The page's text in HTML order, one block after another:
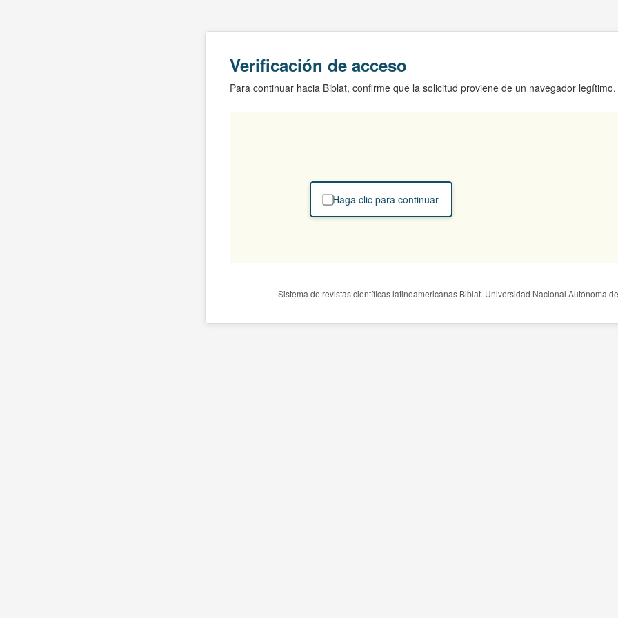
Verificación de acceso
Para continuar hacia Biblat, confirme que la solicitud proviene de un navegador legítimo.
Haga clic para continuar
Sistema de revistas científicas latinoamericanas Biblat. Universidad Nacional Autónoma